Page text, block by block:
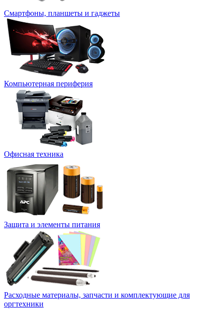
Смартфоны, планшеты и гаджеты
Компьютерная периферия
Офисная техника
Защита и элементы питания
Расходные материалы, запчасти и комплектующие для
оргтехники